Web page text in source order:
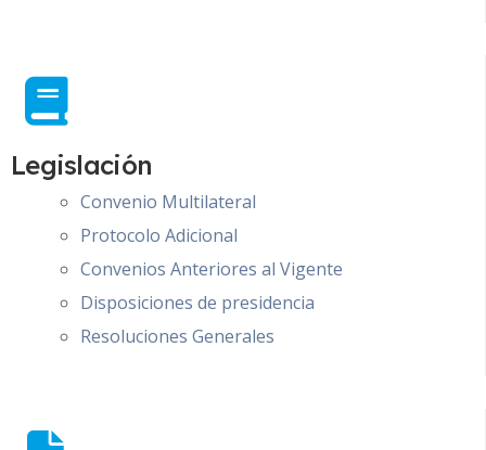
Legislación
Convenio Multilateral
Protocolo Adicional
Convenios Anteriores al Vigente
Disposiciones de presidencia
Resoluciones Generales